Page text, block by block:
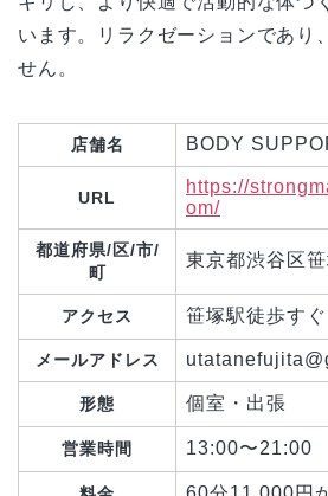
います。リラクゼーションであり
せん。
店舗名 BODY
URL
https://
om/
都道府県/区/市/
町
東京都渋谷区
アクセス 笹塚駅徒歩すぐ
メールアドレス
形態 個室・出張
営業時間 13:00〜21:00